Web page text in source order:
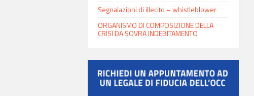
Segnalazioni di illecito – whistleblower
ORGANISMO DI COMPOSIZIONE DELLA
CRISI DA SOVRA INDEBITAMENTO